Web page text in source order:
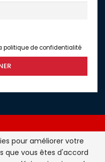
politique de confidentialité
de la France et du
pour améliorer votre
que vous êtes d'accord